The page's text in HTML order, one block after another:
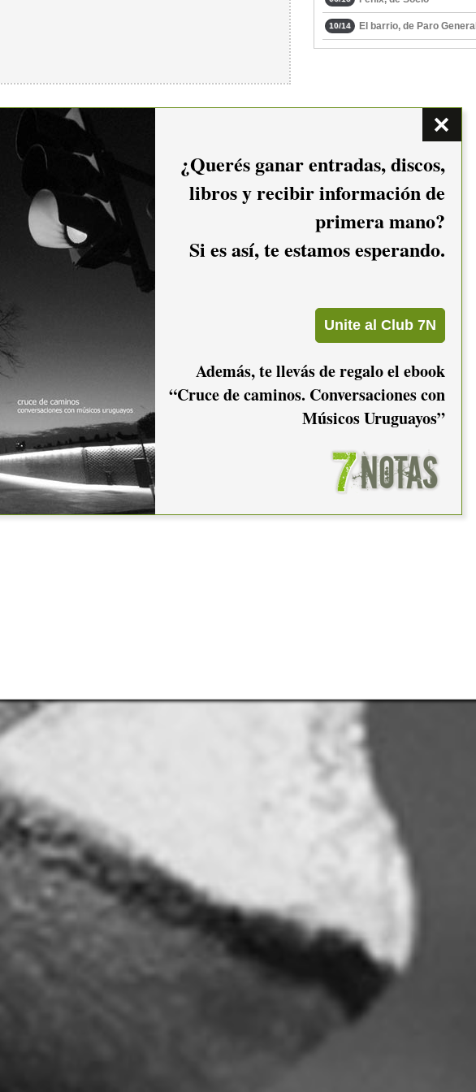
10/14 El barrio, de Paro General
¿Querés ganar entradas, discos,
libros y recibir información de
primera mano?
Si es así, te estamos esperando.
Además, te llevás de regalo el ebook
“Cruce de caminos. Conversaciones con
Músicos Uruguayos”